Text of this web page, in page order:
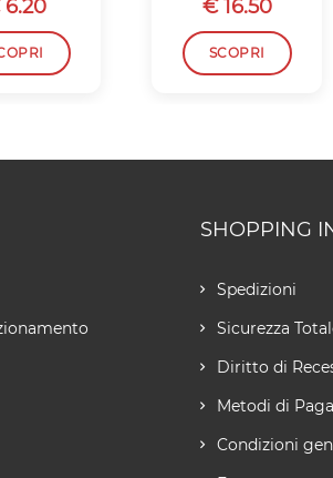
€ 16.50
SCOPRI
SHOPPING
Spedizioni
Sicurezza
Diritto di
Metodi di
Condizioni